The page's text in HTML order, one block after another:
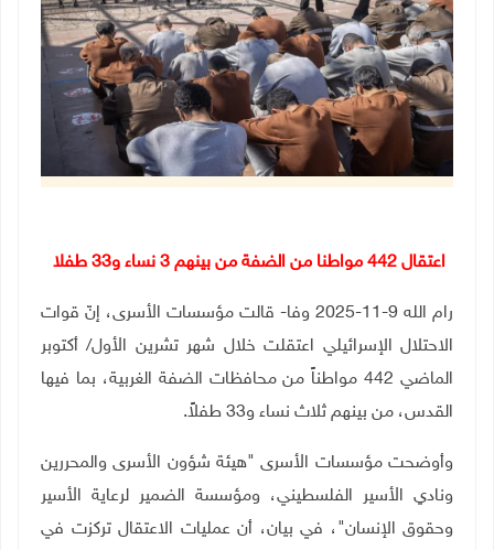
اعتقال 442 مواطنا من الضفة من بينهم 3 نساء و33 طفلا
رام الله 9-11-2025 وفا- قالت مؤسسات الأسرى، إنّ قوات
الاحتلال الإسرائيلي اعتقلت خلال شهر تشرين الأول/ أكتوبر
الماضي 442 مواطناً من محافظات الضفة الغربية، بما فيها
القدس، من بينهم ثلاث نساء و33 طفلاً.
وأوضحت مؤسسات الأسرى "هيئة شؤون الأسرى والمحررين
ونادي الأسير الفلسطيني، ومؤسسة الضمير لرعاية الأسير
وحقوق الإنسان"، في بيان، أن عمليات الاعتقال تركزت في